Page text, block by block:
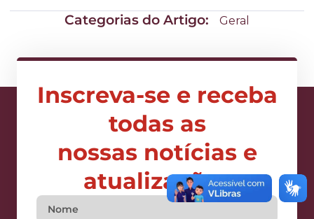
Categorias do Artigo: Geral
Inscreva-se e receba
todas as
nossas notícias e
atualizações